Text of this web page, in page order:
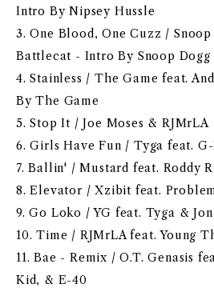
Intro By Nipsey Hussle
3. One Blood, One Cuzz / Snoop
Battlecat - Intro By Snoop Dogg
4. Stainless / The Game feat.
By The Game
5. Stop It / Joe Moses & RJMrLA
6. Girls Have Fun / Tyga feat.
7. Ballin' / Mustard feat. Roddy
8. Elevator / Xzibit feat.
9. Go Loko / YG feat. Tyga &
10. Time / RJMrLA feat. Young
11. Bae - Remix / O.T. Genasis
Kid, & E-40